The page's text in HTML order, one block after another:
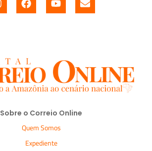
Sobre o Correio Online
Quem Somos
Expediente